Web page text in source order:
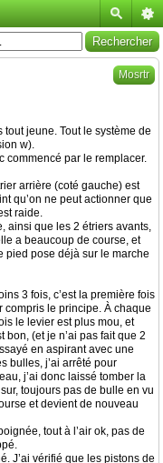
Mosrtr
jeune. Tout le système de
w).
commencé par le remplacer.
arrière (coté gauche) est
qu’on ne peut actionner que
raide.
ainsi que les 2 étriers avants,
a beaucoup de course, et
pied pose déjà sur le marche
3 fois, c’est la première fois
compris le principe. À chaque
le levier est plus mou, et
bon, (et je n’ai pas fait que 2
en aspirant avec une
bulles, j’ai arrêté pour
j’ai donc laissé tomber la
toujours pas de bulle en vu
et devient de nouveau
tout à l’air ok, pas de
J’ai vérifié que les pistons de